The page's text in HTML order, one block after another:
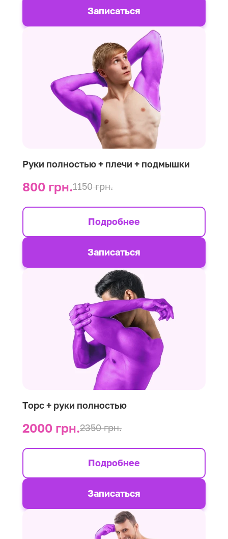
Записаться
Руки полностью + плечи + подмышки
800 грн.1150 грн.
Подробнее
Записаться
Торс + руки полностью
2000 грн.2350 грн.
Подробнее
Записаться